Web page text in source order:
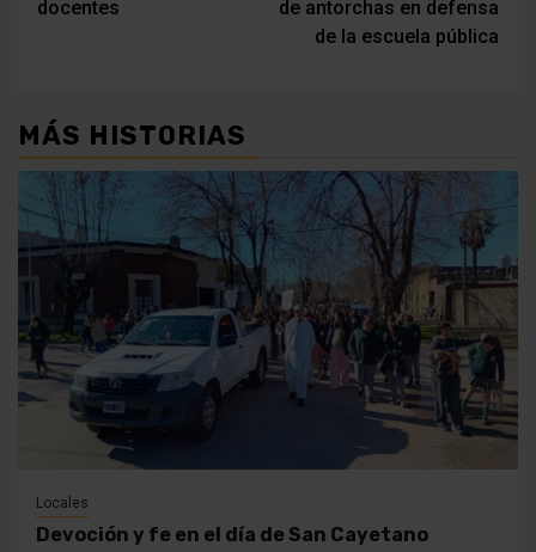
docentes
de antorchas en defensa
de la escuela pública
MÁS HISTORIAS
Locales
Devoción y fe en el día de San Cayetano